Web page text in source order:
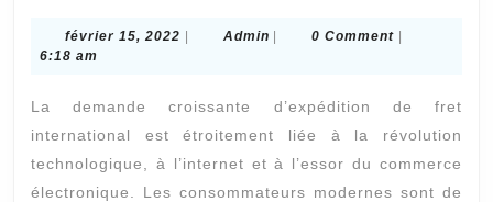
marchandises
Évitez
les
erreurs
février 15, 2022 février
| AdminAdmin
| 0 Comment |
6:18 am
La demande croissante d’expédition de fret
international est étroitement liée à la révolution
technologique, à l’internet et à l’essor du commerce
électronique. Les consommateurs modernes sont de